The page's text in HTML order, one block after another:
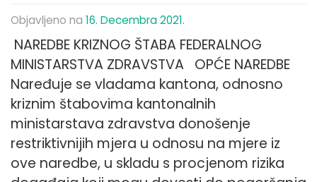
Objavljeno na 16. Decembra 2021.
NAREDBE KRIZNOG ŠTABA FEDERALNOG
MINISTARSTVA ZDRAVSTVA OPĆE NAREDBE
Naređuje se vladama kantona, odnosno
kriznim štabovima kantonalnih
ministarstava zdravstva donošenje
restriktivnijih mjera u odnosu na mjere iz
ove naredbe, u skladu s procjenom rizika